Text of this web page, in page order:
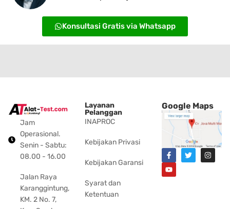
Konsultasi Gratis via Whatsapp
Jam
Operasional.
Senin - Sabtu:
08.00 - 16.00
Jalan Raya
Karanggintung,
KM. 2 No. 7,
Layanan
Pelanggan
INAPROC
Kebijakan Privasi
Kebijakan Garansi
Syarat dan
Ketentuan
Google Maps